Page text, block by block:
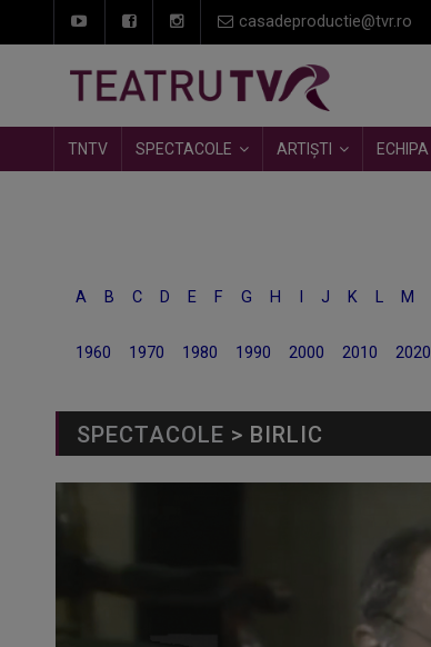
casadeproductie@tvr.ro
TNTV SPECTACOLE ARTIȘTI ECHIPA
A B C D E F G H J K L M
1960 1970 1980 1990 2000 2010 2020
SPECTACOLE > BIRLIC